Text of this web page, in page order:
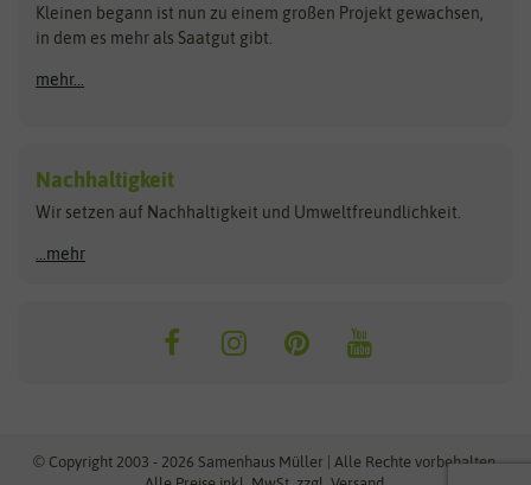
Anzucht & Gartenzubehör
Anzuchtschalen
Heizmatte & Heizkabel
Kokos-Quelltabletten
Zimmergewächshaus
Maissamen
Bûten Birds
Carl Pabst
Flora Elite
Florissa
Flortis
Franchi Sementi
Hortitops
JUB Holland
Kleinen begann ist nun zu einem großen Projekt gewachsen,
in dem es mehr als Saatgut gibt.
mehr...
Nachhaltigkeit
Wir setzen auf Nachhaltigkeit und Umweltfreundlichkeit.
...mehr
© Copyright 2003 - 2026 Samenhaus Müller | Alle Rechte vorbehalten.